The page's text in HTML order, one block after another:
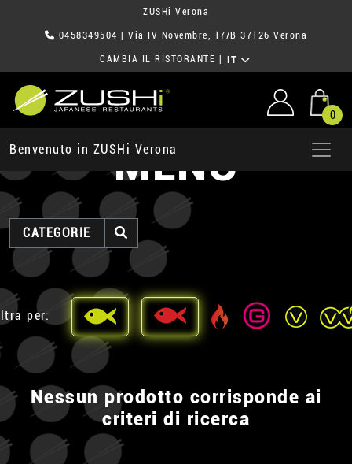
ZUSHi Verona
0458349504 | Via IV Novembre, 17/B 37126 Verona
CAMBIA IL RISTORANTE IT
0
Benvenuto in ZUSHi VeronaMENU
CATEGORIE
per:
Nessun prodotto corrisponde ai
criteri di ricerca